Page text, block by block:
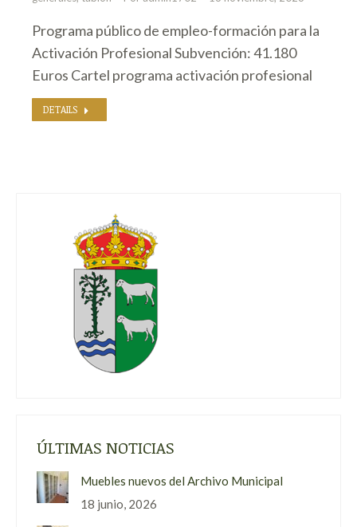
Programa público de empleo-formación para la
Activación Profesional Subvención: 41.180
Euros Cartel programa activación profesional
DETAILS
ÚLTIMAS NOTICIAS
Muebles nuevos del Archivo Municipal
18 junio, 2026